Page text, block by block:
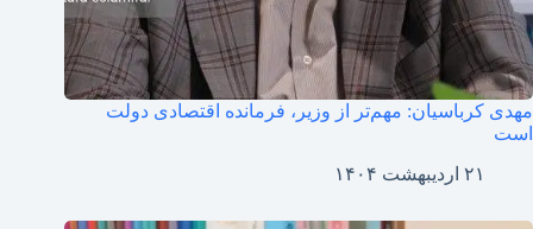
مهدی کرباسیان: مهم‌تر از وزیر، فرمانده اقتصادی دولت
است
۲۱ اردیبهشت ۱۴۰۴